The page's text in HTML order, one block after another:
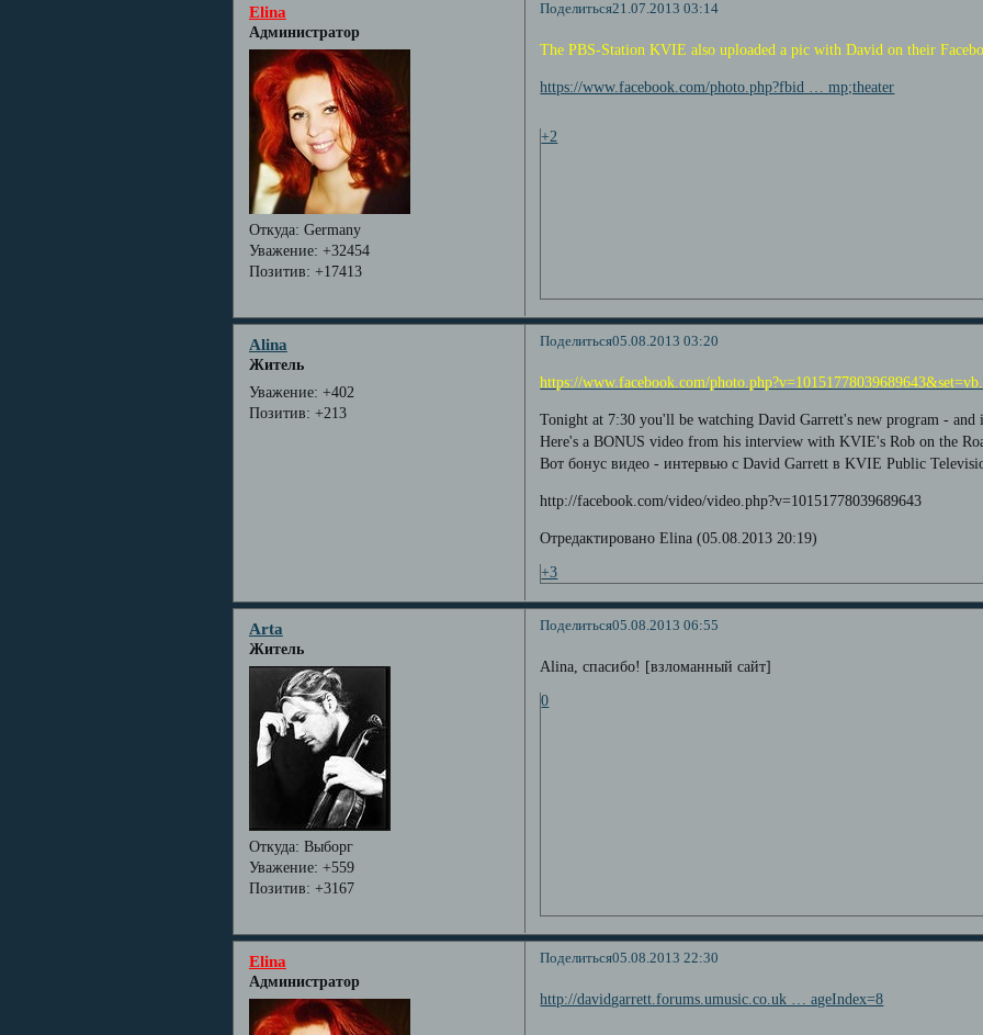
Поделиться21.07.2013 03:14
Elina
Администратор
Откуда: Germany
Уважение: +32454
Позитив: +17413
The PBS-Station KVIE also uploaded a pic with David on their
https://www.facebook.com/photo.php?fbid … mp;theater
+2
Поделиться05.08.2013 03:20
Alina
Житель
Уважение: +402
Позитив: +213
https://www.facebook.com/
Tonight at 7:30 you'll be watching David Garrett's new program - and
Here's a BONUS video from his interview with KVIE's Rob on the
Вот бонус видео - интервью с David Garrett в KVIE Public
http://facebook.com/video/video.php?v=10151778039689643
Отредактировано Elina (05.08.2013 20:19)
+3
Поделиться05.08.2013 06:55
Arta
Житель
Откуда: Выборг
Уважение: +559
Позитив: +3167
Alina, спасибо! [взломанный сайт]
0
Поделиться05.08.2013 22:30
Elina
Администратор
http://davidgarrett.forums.umusic.co.uk … ageIndex=8